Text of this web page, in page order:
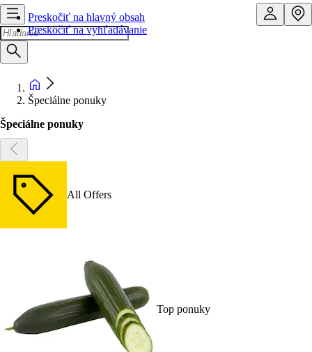
Preskočiť na hlavný obsah
Preskočiť na vyhľadávanie
Špeciálne ponuky
Špeciálne ponuky
All Offers
Top ponuky